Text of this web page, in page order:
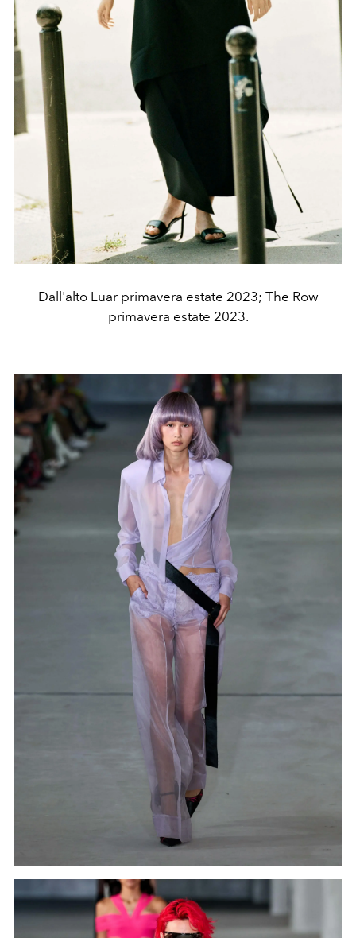
Dall'alto Luar primavera estate 2023; The Row
primavera estate 2023.